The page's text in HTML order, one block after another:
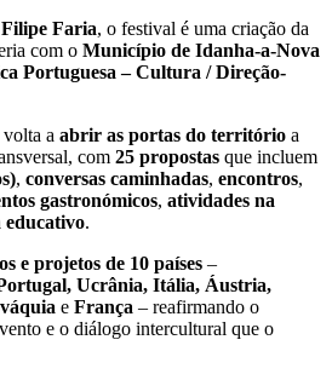
Faria, o festival é uma criação da
com o Município de Idanha-a-Nova
Portuguesa – Cultura / Direção-
a abrir as portas do território a
com 25 propostas que incluem
, conversas caminhadas, encontros,
gastronómicos, atividades na
.
e projetos de 10 países –
Ucrânia, Itália, Áustria,
e França – reafirmando o
e o diálogo intercultural que o